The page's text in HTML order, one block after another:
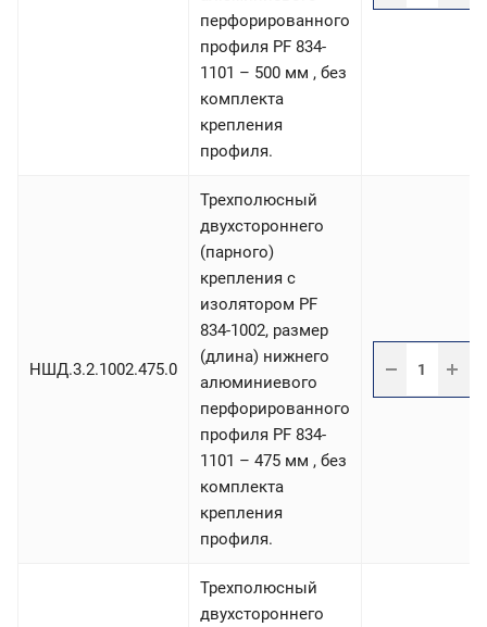
перфорированного
профиля PF 834-
1101 – 500 мм , без
комплекта
крепления
профиля.
НШД.3.2.1002.475.0
Трехполюсный
двухстороннего
(парного)
крепления с
изолятором PF
834-1002, размер
(длина) нижнего
алюминиевого
перфорированного
профиля PF 834-
1101 – 475 мм , без
комплекта
крепления
профиля.
Трехполюсный
двухстороннего